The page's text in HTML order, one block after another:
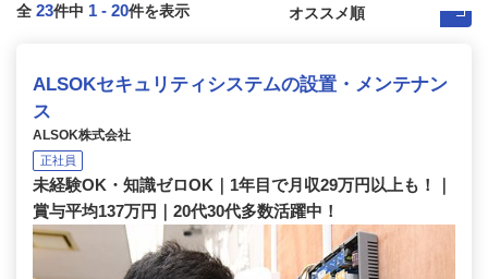
全 23件中 1 - 20件を表示
ALSOKセキュリティシステムの設置・メンテナン
ス
ALSOK株式会社
正社員
未経験OK・知識ゼロOK｜1年目で月収29万円以上も！｜
賞与平均137万円｜20代30代多数活躍中！